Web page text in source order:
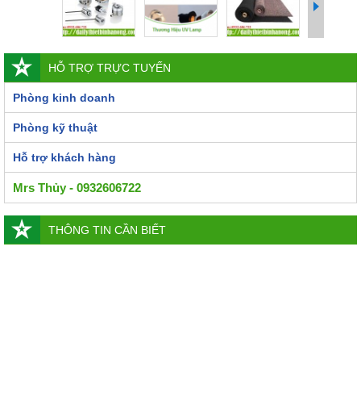
HỖ TRỢ TRỰC TUYẾN
Phòng kinh doanh
Phòng kỹ thuật
Hỗ trợ khách hàng
Mrs Thủy - 0932606722
THÔNG TIN CẦN BIẾT